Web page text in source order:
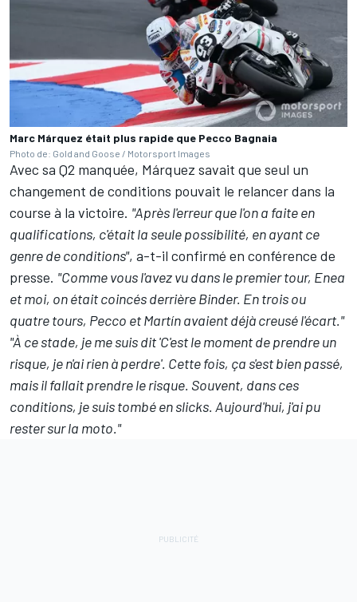
Marc Márquez était plus rapide que Pecco Bagnaia
Photo de: Gold and Goose / Motorsport Images
Avec sa Q2 manquée, Márquez savait que seul un
changement de conditions pouvait le relancer dans la
course à la victoire. "Après l'erreur que l'on a faite en
qualifications, c'était la seule possibilité, en ayant ce
genre de conditions", a-t-il confirmé en conférence de
presse. "Comme vous l'avez vu dans le premier tour, Enea
et moi, on était coincés derrière Binder. En trois ou
quatre tours, Pecco et Martín avaient déjà creusé l'écart."
"À ce stade, je me suis dit 'C'est le moment de prendre un
risque, je n'ai rien à perdre'. Cette fois, ça s'est bien passé,
mais il fallait prendre le risque. Souvent, dans ces
conditions, je suis tombé en slicks. Aujourd'hui, j'ai pu
rester sur la moto."